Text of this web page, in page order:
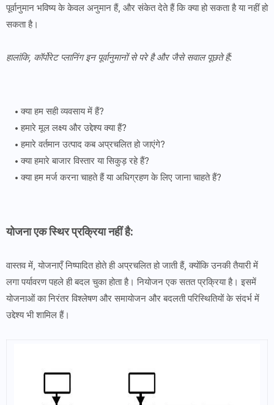
पूर्वानुमान भविष्य के केवल अनुमान हैं, और संकेत देते हैं कि क्या हो सकता है या नहीं हो
सकता है।
हालांकि, कॉर्पोरेट प्लानिंग इन पूर्वानुमानों से परे है और जैसे सवाल पूछते हैं:
क्या हम सही व्यवसाय में हैं?
हमारे मूल लक्ष्य और उद्देश्य क्या हैं?
हमारे वर्तमान उत्पाद कब अप्रचलित हो जाएंगे?
क्या हमारे बाजार विस्तार या सिकुड़ रहे हैं?
क्या हम मर्ज करना चाहते हैं या अधिग्रहण के लिए जाना चाहते हैं?
योजना एक स्थिर प्रक्रिया नहीं है:
वास्तव में, योजनाएँ निष्पादित होते ही अप्रचलित हो जाती हैं, क्योंकि उनकी तैयारी में
लगा पर्यावरण पहले ही बदल चुका होता है। नियोजन एक सतत प्रक्रिया है। इसमें
योजनाओं का निरंतर विश्लेषण और समायोजन और बदलती परिस्थितियों के संदर्भ में
उद्देश्य भी शामिल हैं।